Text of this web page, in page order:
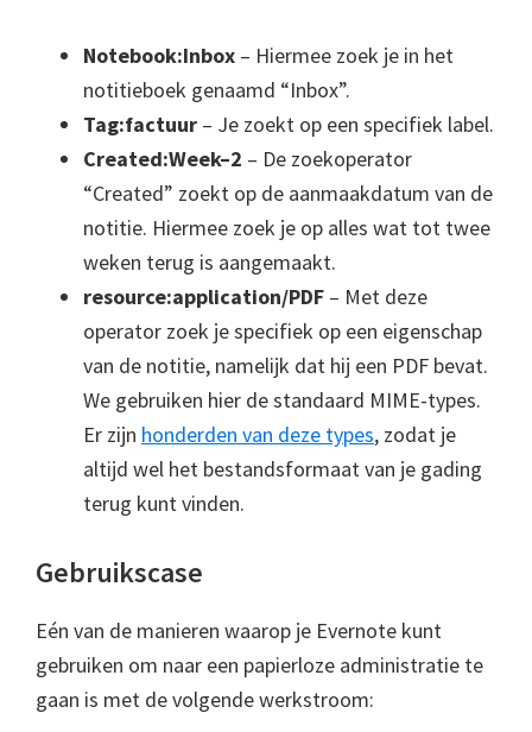
Notebook:Inbox – Hiermee zoek je in het
notitieboek genaamd “Inbox”.
Tag:factuur – Je zoekt op een specifiek label.
Created:Week–2 – De zoekoperator
“Created” zoekt op de aanmaakdatum van de
notitie. Hiermee zoek je op alles wat tot twee
weken terug is aangemaakt.
resource:application/PDF – Met deze
operator zoek je specifiek op een eigenschap
van de notitie, namelijk dat hij een PDF bevat.
We gebruiken hier de standaard MIME-types.
Er zijn honderden van deze types, zodat je
altijd wel het bestandsformaat van je gading
terug kunt vinden.
Gebruikscase
Eén van de manieren waarop je Evernote kunt
gebruiken om naar een papierloze administratie te
gaan is met de volgende werkstroom: